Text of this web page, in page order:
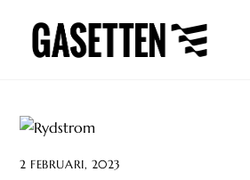
content
2 FEBRUARI, 2023